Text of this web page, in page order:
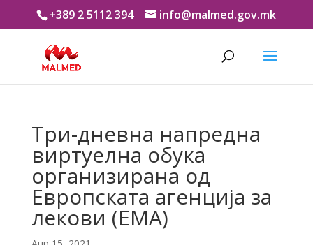
+389 2 5112 394 info@malmed.gov.mk
Три-дневна напредна
виртуелна обука
организирана од
Европската агенција за
лекови (ЕМА)